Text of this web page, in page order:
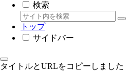
検索
トップ
サイドバー
タイトルとURLをコピーしました